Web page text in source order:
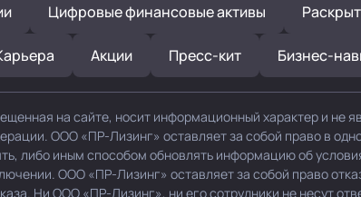
Цифровые финансовые активы
Акции Пресс-кит Бизнес-
на сайте, носит информационный характер и не
ООО «ПР-Лизинг» оставляет за собой право в
либо иным способом обновлять информацию об
ООО «ПР-Лизинг» оставляет за собой право
Ни ООО «ПР-Лизинг», ни его сотрудники не несут